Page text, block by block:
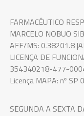
FARMACÊUTICO
MARCELO NOBUO
AFE/MS: 0.38201.8
LICENÇA DE
354340218-477-
Licença MAPA: nº SP
SEGUNDA A SEXTA